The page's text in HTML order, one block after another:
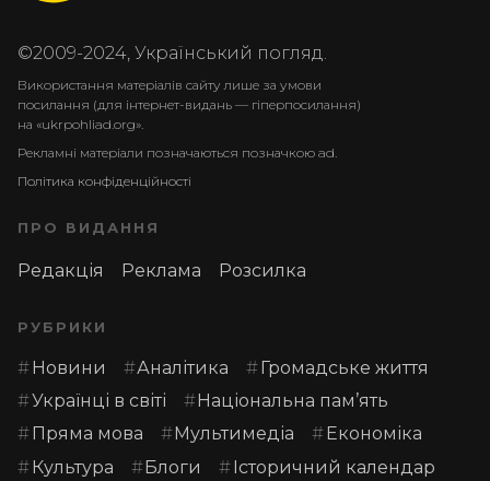
©2009-2024, Український погляд.
Використання матеріалів сайту лише за умови
посилання (для інтернет-видань — гіперпосилання)
на «ukrpohliad.org».
Рекламні матеріали позначаються позначкою ad.
Політика конфіденційності
ПРО ВИДАННЯ
Редакція Реклама Розсилка
РУБРИКИ
Новини Аналітика
Громадське життя
Українці в світі
Національна пам’ять
Пряма мова
Мультимедіа
Економіка
Культура
Блоги Історичний календар